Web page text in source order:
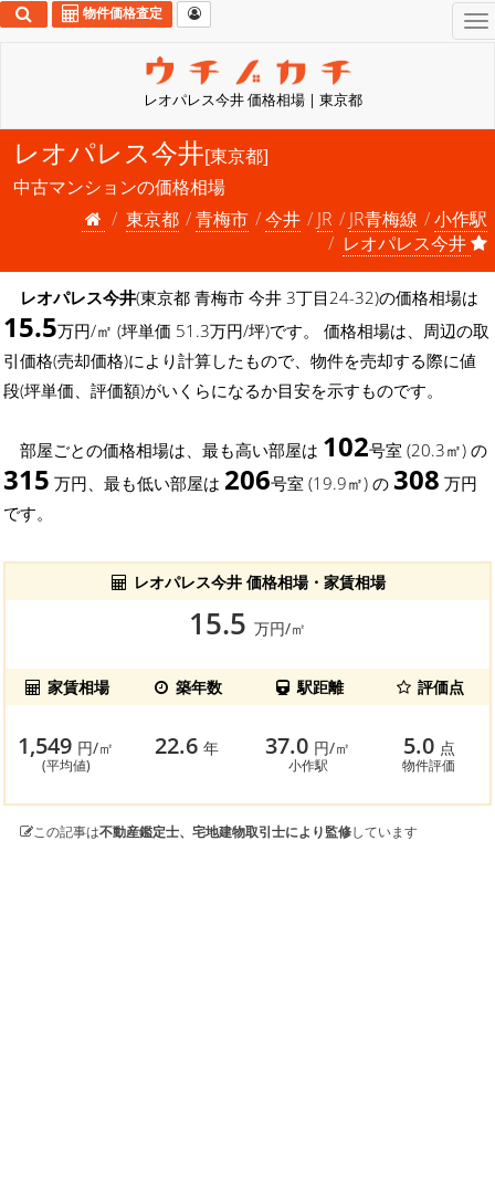
レオパレス今井 価格相場 | 東京都
物件価格査定
レオパレス今井[東京都]
中古マンションの価格相場
東京都
青梅市 今井 JR JR青梅線
小作駅
レオパレス今井
レオパレス今井(東京都 青梅市 今井 3丁目24-32)の価格相場は
15.5万円/㎡ (坪単価 51.3万円/坪)です。 価格相場は、周辺の取
引価格(売却価格)により計算したもので、物件を売却する際に値
段(坪単価、評価額)がいくらになるか目安を示すものです。
部屋ごとの価格相場は、最も高い部屋は 102号室 (20.3㎡) の
315 万円、最も低い部屋は 206号室 (19.9㎡) の 308 万円
です。
レオパレス今井 価格相場・家賃相場
15.5 万円/㎡
家賃相場 築年数 駅距離 評価点
1,549 円/㎡
(平均値)
22.6年 37.0 円/㎡
小作駅
5.0 点
物件評価
この記事は不動産鑑定士、宅地建物取引士により監修しています